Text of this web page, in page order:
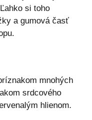
si toho
a gumová časť
mnohých
srdcového
hlienom.